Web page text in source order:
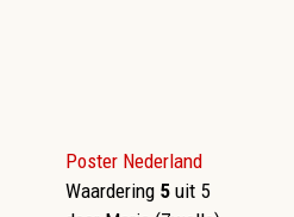
Poster Nederland
Waardering 5 uit 5